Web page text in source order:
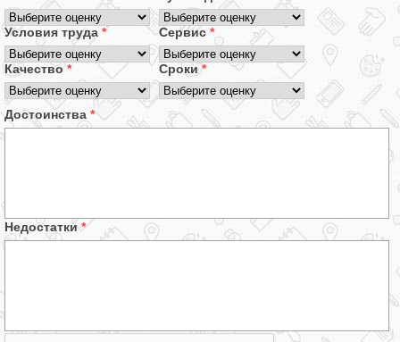
Условия труда * Сервис *
Качество* Сроки*
Достоинства *
Недостатки*